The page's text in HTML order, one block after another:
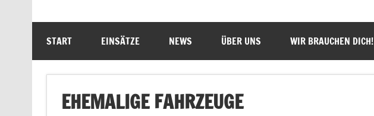
START EINSÄTZE NEWS ÜBER UNS WIR BRAUCHEN DICH!
EHEMALIGE FAHRZEUGE